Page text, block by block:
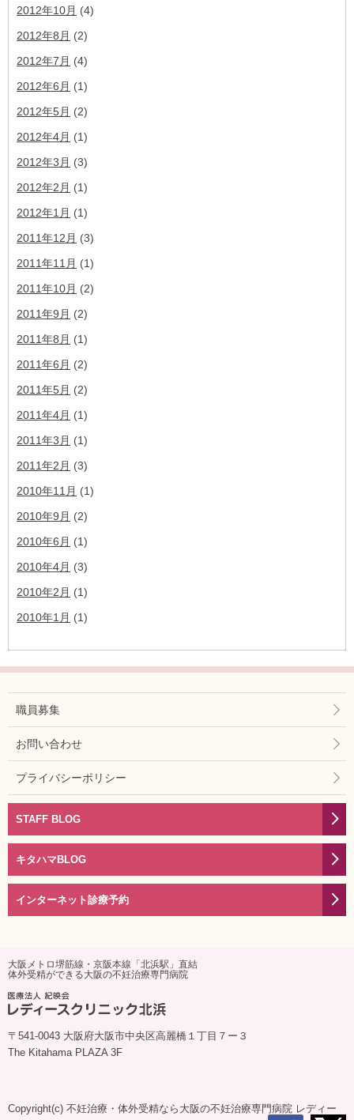
2012年10月 (4)
2012年8月 (2)
2012年7月 (4)
2012年6月 (1)
2012年5月 (2)
2012年4月 (1)
2012年3月 (3)
2012年2月 (1)
2012年1月 (1)
2011年12月 (3)
2011年11月 (1)
2011年10月 (2)
2011年9月 (2)
2011年8月 (1)
2011年6月 (2)
2011年5月 (2)
2011年4月 (1)
2011年3月 (1)
2011年2月 (3)
2010年11月 (1)
2010年9月 (2)
2010年6月 (1)
2010年4月 (3)
2010年2月 (1)
2010年1月 (1)
職員募集
お問い合わせ
プライバシーポリシー
STAFF BLOG
キタハマBLOG
インターネット診療予約
大阪メトロ堺筋線・京阪本線「北浜駅」直結
体外受精ができる大阪の不妊治療専門病院
〒541-0043 大阪府大阪市中央区高麗橋１丁目７ー３
The Kitahama PLAZA 3F
Copyright(c) 不妊治療・体外受精なら大阪の不妊治療専門病院 レディー